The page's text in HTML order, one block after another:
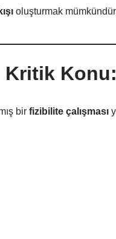
oluşturmak
Kritik
bir fizibilite çalışması